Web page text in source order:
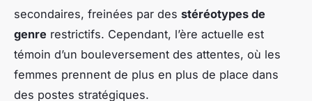
secondaires, freinées par des stéréotypes de
genre restrictifs. Cependant, l’ère actuelle est
témoin d’un bouleversement des attentes, où les
femmes prennent de plus en plus de place dans
des postes stratégiques.